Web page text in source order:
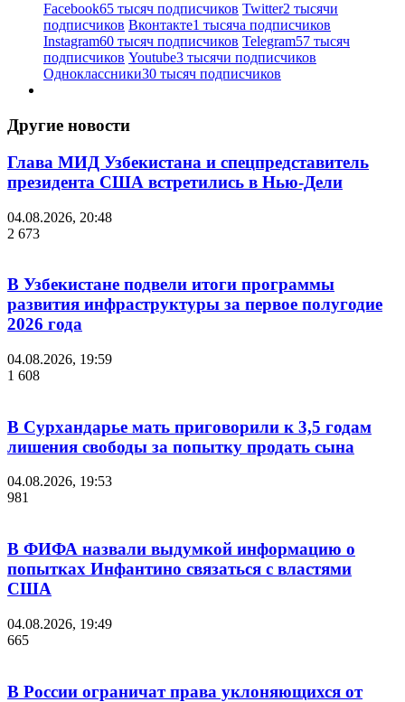
Facebook65 тысяч подписчиков Twitter2 тысячи
подписчиков Вконтакте1 тысяча подписчиков
Instagram60 тысяч подписчиков Telegram57 тысяч
подписчиков Youtube3 тысячи подписчиков
Одноклассники30 тысяч подписчиков
Другие новости
Глава МИД Узбекистана и спецпредставитель
президента США встретились в Нью-Дели
04.08.2026, 20:48
2 673
В Узбекистане подвели итоги программы
развития инфраструктуры за первое полугодие
2026 года
04.08.2026, 19:59
1 608
В Сурхандарье мать приговорили к 3,5 годам
лишения свободы за попытку продать сына
04.08.2026, 19:53
981
В ФИФА назвали выдумкой информацию о
попытках Инфантино связаться с властями
США
04.08.2026, 19:49
665
В России ограничат права уклоняющихся от